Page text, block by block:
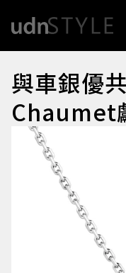
與車銀優
Chaumet